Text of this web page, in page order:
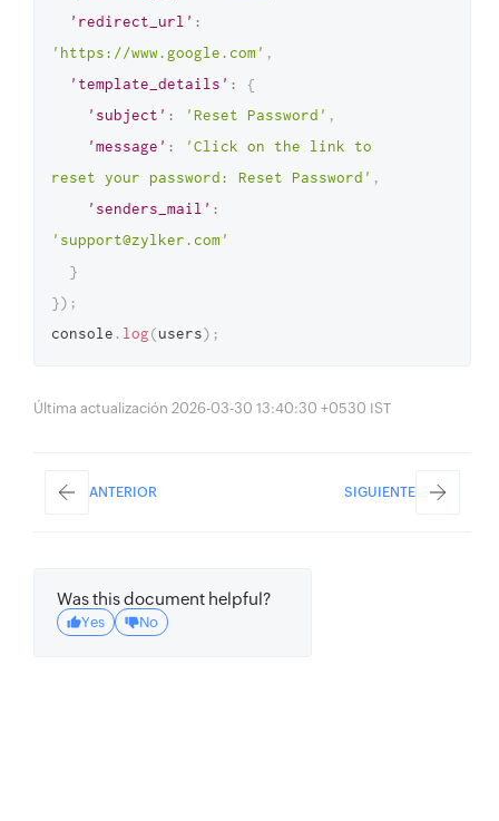
'redirect_url' :
'https://www.google.com' ,
'template_details' :
{
'subject' : 'Reset Password' ,
'message' :
'Click on the link to
reset your password: Reset Password' ,
'senders_mail' :
'support@zylker.com'
}
}) ;
console . log(users) ;
Última actualización 2026-03-30 13:40:30 +0530 IST
ANTERIOR SIGUIENTE
Was this document helpful?
Yes No